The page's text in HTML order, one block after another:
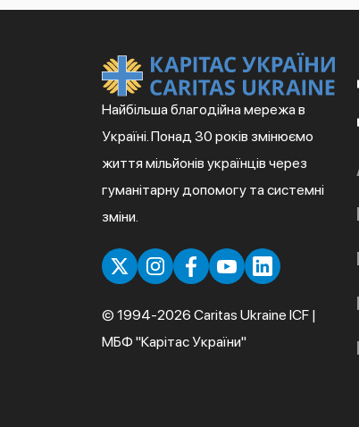
Найбільша благодійна мережа в
Україні. Понад 30 років змінюємо
життя мільйонів українців через
гуманітарну допомогу та системні
зміни.
© 1994-2026 Caritas Ukraine ICF |
МБФ "Карітас України"